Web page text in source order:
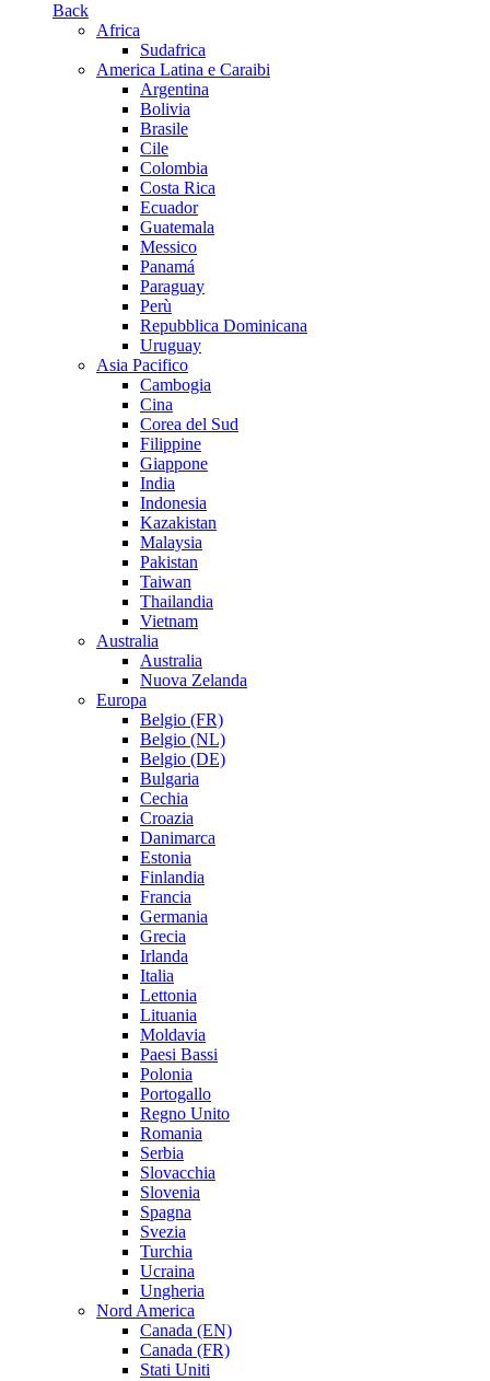
Back
Africa
Sudafrica
America Latina e Caraibi
Argentina
Bolivia
Brasile
Cile
Colombia
Costa Rica
Ecuador
Guatemala
Messico
Panamá
Paraguay
Perù
Repubblica Dominicana
Uruguay
Asia Pacifico
Cambogia
Cina
Corea del Sud
Filippine
Giappone
India
Indonesia
Kazakistan
Malaysia
Pakistan
Taiwan
Thailandia
Vietnam
Australia
Australia
Nuova Zelanda
Europa
Belgio (FR)
Belgio (NL)
Belgio (DE)
Bulgaria
Cechia
Croazia
Danimarca
Estonia
Finlandia
Francia
Germania
Grecia
Irlanda
Italia
Lettonia
Lituania
Moldavia
Paesi Bassi
Polonia
Portogallo
Regno Unito
Romania
Serbia
Slovacchia
Slovenia
Spagna
Svezia
Turchia
Ucraina
Ungheria
Nord America
Canada (EN)
Canada (FR)
Stati Uniti